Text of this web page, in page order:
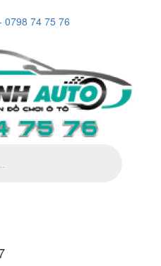
0798 74 75 76